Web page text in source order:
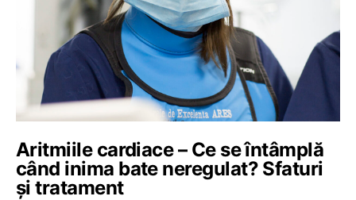
Aritmiile cardiace – Ce se întâmplă
când inima bate neregulat? Sfaturi
și tratament